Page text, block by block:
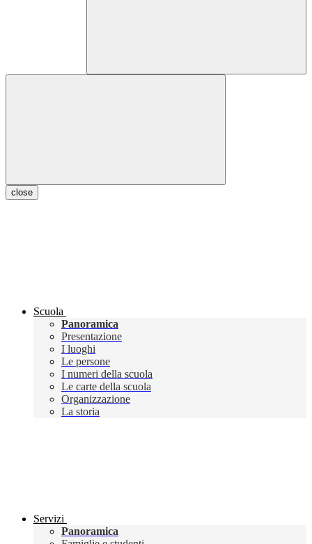
close
Scuola
Panoramica
Presentazione
I luoghi
Le persone
I numeri della scuola
Le carte della scuola
Organizzazione
La storia
Servizi
Panoramica